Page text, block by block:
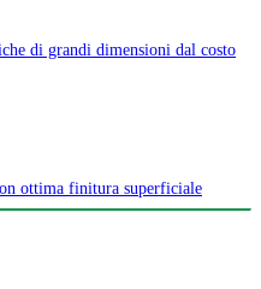
di grandi dimensioni dal costo
ottima finitura superficiale